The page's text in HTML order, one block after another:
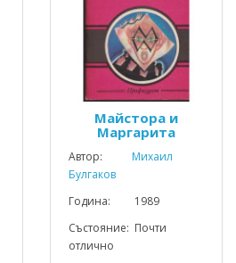
Майстора и
Маргарита
Автор:
Михаил
Булгаков
Година: 1989
Състояние: Почти
отлично